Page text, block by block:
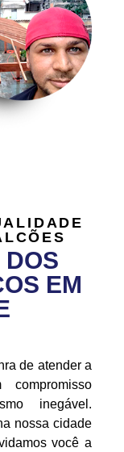
EM
de atender a
inegável.
nossa cidade
você a